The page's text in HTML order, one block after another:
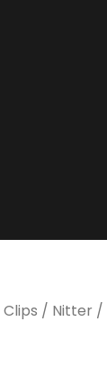
Clips / Nitter /